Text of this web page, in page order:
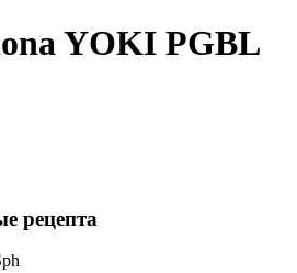
YOKI PGBL
рецепта